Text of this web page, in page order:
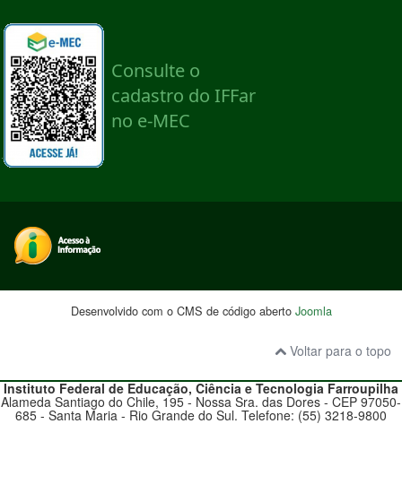
Desenvolvido com o CMS de código aberto Joomla
Voltar para o topo
Instituto Federal de Educação, Ciência e TecnologiaFarroupilha
Alameda Santiago do Chile, 195 - Nossa Sra. das Dores - CEP 97050-
685 - Santa Maria - Rio Grande do Sul. Telefone: (55) 3218-9800